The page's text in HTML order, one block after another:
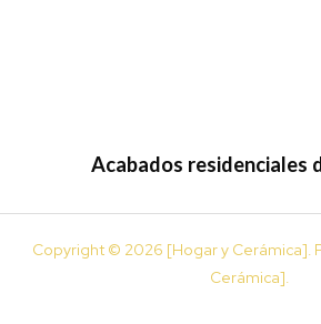
Acabados residenciales
Copyright © 2026 [Hogar y Cerámica].
Cerámica].